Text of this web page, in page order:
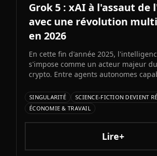
Grok 5 : xAI à l'assaut de
avec une révolution
en 2026
En cette fin d'année 2025,
s'impose comme un acteur majeur
crypto. Entre agents autonomes
d'Elon Musk s'annonce comme l'un
plus audacieux de l'histoire de l'IA.
architecture colossale, capacités
natives et ambitions AGI assumées,
pourrait redessiner le paysage de
SINGULARITÉ
SCIENCE-FICTION DEVIENT
ÉCONOMIE & TRAVAIL
Lire+